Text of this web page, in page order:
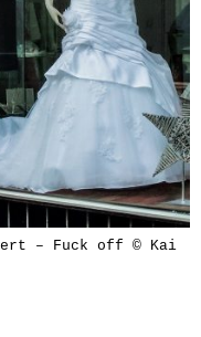
– Fuck off © Kai